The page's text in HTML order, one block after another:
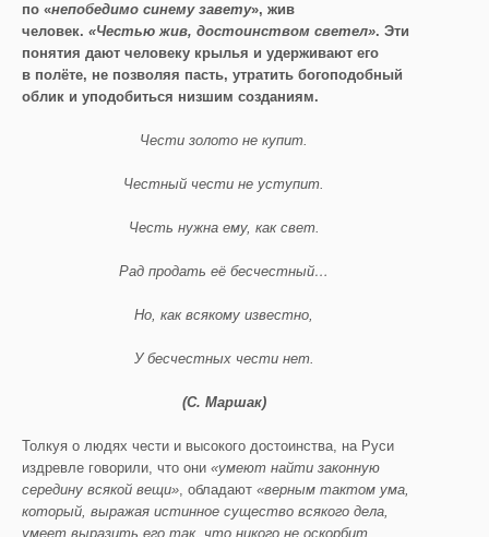
по «непобедимо синему завету», жив
человек. «Честью жив, достоинством светел». Эти
понятия дают человеку крылья и удерживают его
в полёте, не позволяя пасть, утратить богоподобный
облик и уподобиться низшим созданиям.
Чести золото не купит.
Честный чести не уступит.
Честь нужна ему, как свет.
Рад продать её бесчестный…
Но, как всякому известно,
У бесчестных чести нет.
(С. Маршак)
Толкуя о людях чести и высокого достоинства, на Руси
издревле говорили, что они «умеют найти законную
середину всякой вещи», обладают «верным тактом ума,
который, выражая истинное существо всякого дела,
умеет выразить его так, что никого не оскорбит